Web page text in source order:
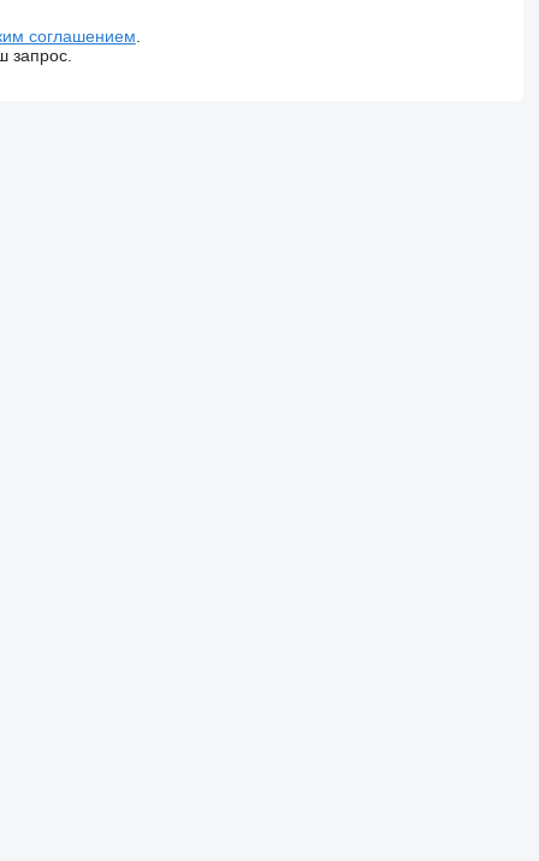
соглашением
запрос.